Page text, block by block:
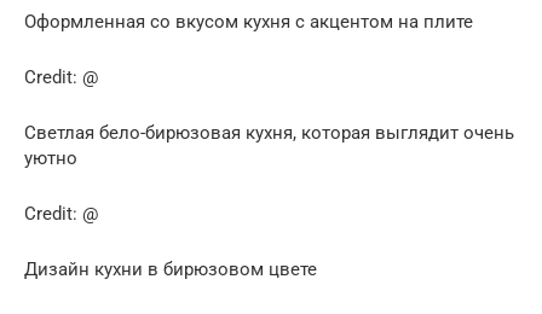
Оформленная со вкусом кухня с акцентом на плите
Credit: @
Светлая бело-бирюзовая кухня, которая выглядит очень
уютно
Credit: @
Дизайн кухни в бирюзовом цвете